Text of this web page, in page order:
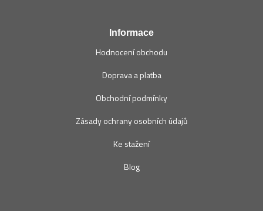
Informace
Hodnocení obchodu
Doprava a platba
Obchodní podmínky
Zásady ochrany osobních údajů
Ke stažení
Blog